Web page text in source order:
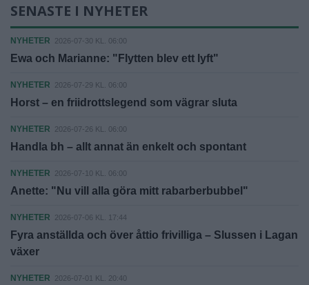
SENASTE I NYHETER
NYHETER 2026-07-30 KL. 06:00
Ewa och Marianne: "Flytten blev ett lyft"
NYHETER 2026-07-29 KL. 06:00
Horst – en friidrottslegend som vägrar sluta
NYHETER 2026-07-26 KL. 06:00
Handla bh – allt annat än enkelt och spontant
NYHETER 2026-07-10 KL. 06:00
Anette: "Nu vill alla göra mitt rabarberbubbel"
NYHETER 2026-07-06 KL. 17:44
Fyra anställda och över åttio frivilliga – Slussen i Lagan
växer
NYHETER 2026-07-01 KL. 20:40